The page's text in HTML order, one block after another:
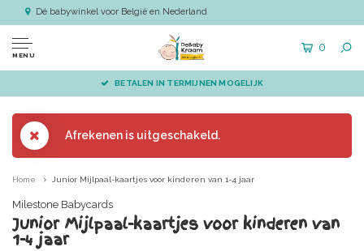
Dé babywinkel voor België en Nederland
MENU
0
BETALEN IN TERMIJNEN MOGELIJK
Afrekenen is uitgeschakeld.
Home Junior Mijlpaal-kaartjes voor kinderen van 1-4 jaar
Milestone Babycards
Junior Mijlpaal-kaartjes voor kinderen van
1-4 jaar